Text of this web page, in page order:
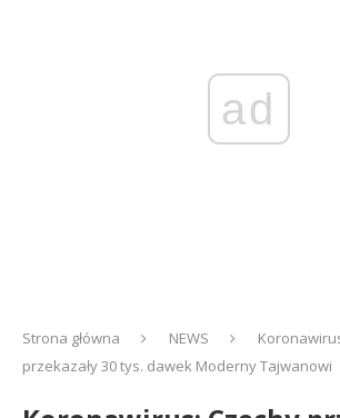
ad
Strona główna NEWS
przekazały 30 tys. dawek Moderny Tajwanowi